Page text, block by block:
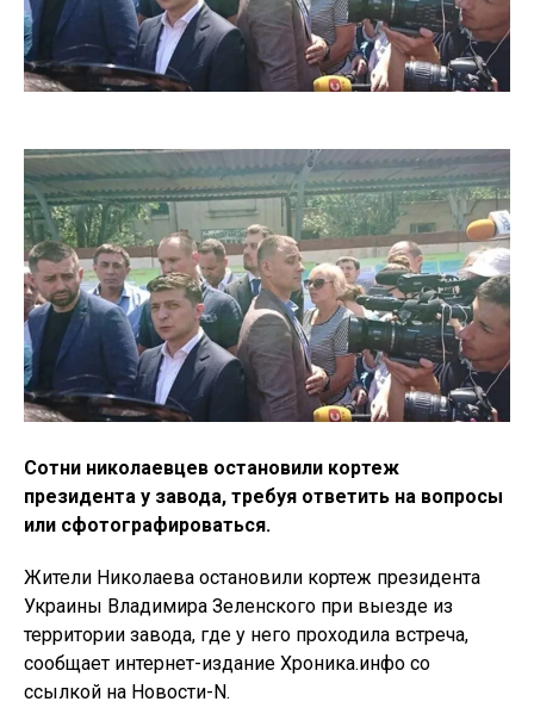
Сотни николаевцев остановили кортеж
президента у завода, требуя ответить на вопросы
или сфотографироваться.
Жители Николаева остановили кортеж президента
Украины Владимира Зеленского при выезде из
территории завода, где у него проходила встреча,
сообщает интернет-издание Хроника.инфо со
ссылкой на Новости-N.